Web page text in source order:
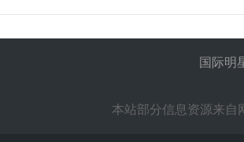
国际明
本站部分信息资源来自